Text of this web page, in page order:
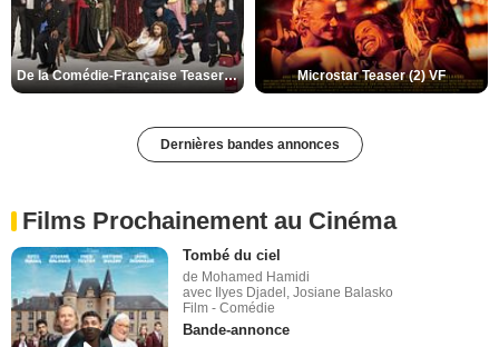
De la Comédie-Française Teaser (3) VF Microstar Teaser (2) VF
Dernières bandes annonces
Films Prochainement au Cinéma
Tombé du ciel
de Mohamed Hamidi
avec Ilyes Djadel, Josiane Balasko
Film - Comédie
Bande-annonce